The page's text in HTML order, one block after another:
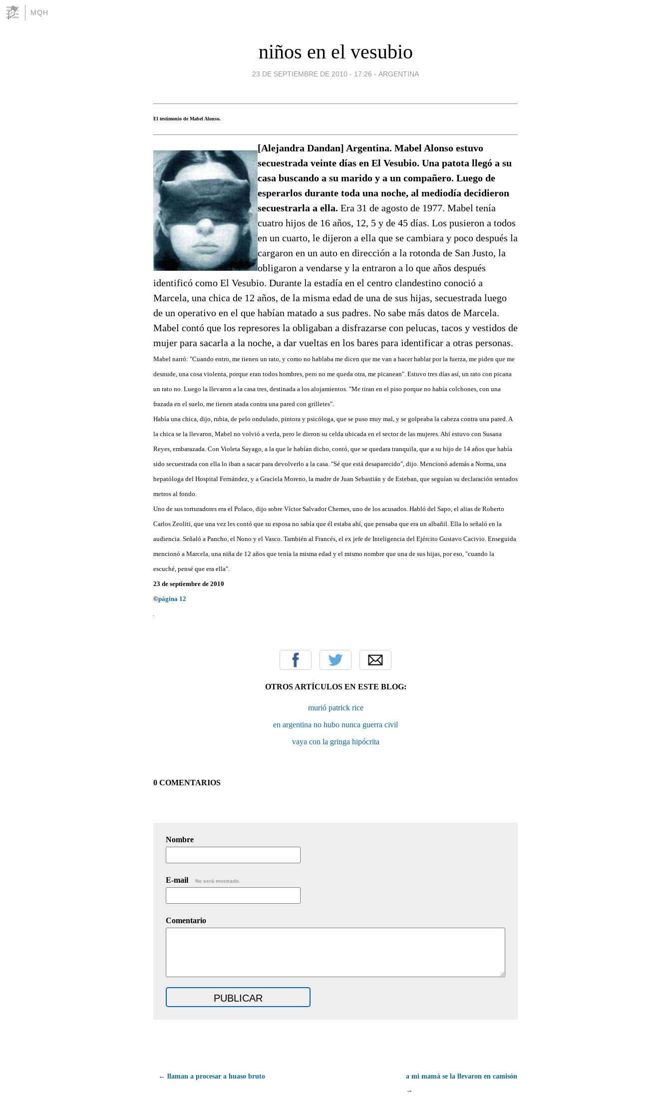
MQH
niños en el vesubio
23 DE SEPTIEMBRE DE 2010 - 17:26 - ARGENTINA
El testimonio de Mabel Alonso.
[Alejandra Dandan] Argentina. Mabel Alonso estuvo
secuestrada veinte días en El Vesubio. Una patota llegó a su
casa buscando a su marido y a un compañero. Luego de
esperarlos durante toda una noche, al mediodía decidieron
secuestrarla a ella. Era 31 de agosto de 1977. Mabel tenía
cuatro hijos de 16 años, 12, 5 y de 45 días. Los pusieron a todos
en un cuarto, le dijeron a ella que se cambiara y poco después la
cargaron en un auto en dirección a la rotonda de San Justo, la
obligaron a vendarse y la entraron a lo que años después
identificó como El Vesubio. Durante la estadía en el centro clandestino conoció a
Marcela, una chica de 12 años, de la misma edad de una de sus hijas, secuestrada luego
de un operativo en el que habían matado a sus padres. No sabe más datos de Marcela.
Mabel contó que los represores la obligaban a disfrazarse con pelucas, tacos y vestidos de
mujer para sacarla a la noche, a dar vueltas en los bares para identificar a otras personas.
Mabel narró: "Cuando entro, me tienen un rato, y como no hablaba me dicen que me van a hacer hablar por la fuerza, me piden que me
desnude, una cosa violenta, porque eran todos hombres, pero no me queda otra, me picanean". Estuvo tres días así, un rato con picana
un rato no. Luego la llevaron a la casa tres, destinada a los alojamientos. "Me tiran en el piso porque no había colchones, con una
frazada en el suelo, me tienen atada contra una pared con grilletes".
Había una chica, dijo, rubia, de pelo ondulado, pintora y psicóloga, que se puso muy mal, y se golpeaba la cabeza contra una pared. A
la chica se la llevaron, Mabel no volvió a verla, pero le dieron su celda ubicada en el sector de las mujeres. Ahí estuvo con Susana
Reyes, embarazada. Con Violeta Sayago, a la que le habían dicho, contó, que se quedara tranquila, que a su hijo de 14 años que había
sido secuestrada con ella lo iban a sacar para devolverlo a la casa. "Sé que está desaparecido", dijo. Mencionó además a Norma, una
hepatóloga del Hospital Fernández, y a Graciela Moreno, la madre de Juan Sebastián y de Esteban, que seguían su declaración sentados
metros al fondo.
Uno de sus torturadores era el Polaco, dijo sobre Víctor Salvador Chemes, uno de los acusados. Habló del Sapo, el alias de Roberto
Carlos Zeoliti, que una vez les contó que su esposa no sabía que él estaba ahí, que pensaba que era un albañil. Ella lo señaló en la
audiencia. Señaló a Pancho, el Nono y el Vasco. También al Francés, el ex jefe de Inteligencia del Ejército Gustavo Cacivio. Enseguida
mencionó a Marcela, una niña de 12 años que tenía la misma edad y el mismo nombre que una de sus hijas, por eso, "cuando la
escuché, pensé que era ella".
23 de septiembre de 2010
©página 12
OTROS ARTÍCULOS EN ESTE BLOG:
murió patrick rice
en argentina no hubo nunca guerra civil
vaya con la gringa hipócrita
0 COMENTARIOS
Nombre
E-mail No será mostrado.
Comentario
← llaman a procesar a huaso bruto
a mi mamá se la llevaron en camisón
→